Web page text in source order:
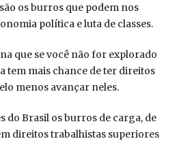
os burros que podem nos
política e luta de classes.
que se você não for explorado
tem mais chance de ter direitos
menos avançar neles.
do Brasil os burros de carga, de
direitos trabalhistas superiores